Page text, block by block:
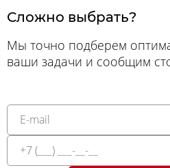
Сложно выбрать?
Мы точно подберем
ваши задачи и сообщим